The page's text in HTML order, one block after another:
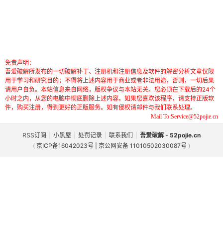
免责声明：
吾爱破解所发布的一切破解补丁、注册机和注册信息及软件的解密分析文章仅限
用于学习和研究目的；不得将上述内容用于商业或者非法用途，否则，一切后果
请用户自负。本站信息来自网络，版权争议与本站无关。您必须在下载后的24个
小时之内，从您的电脑中彻底删除上述内容。如果您喜欢该程序，请支持正版软
件，购买注册，得到更好的正版服务。如有侵权请邮件与我们联系处理。
Mail To:Service@52pojie.cn
RSS订阅 小黑屋 处罚记录 联系我们
吾爱破解 - 52pojie.cn
( 京ICP备16042023号 | 京公网安备 11010502030087号 )